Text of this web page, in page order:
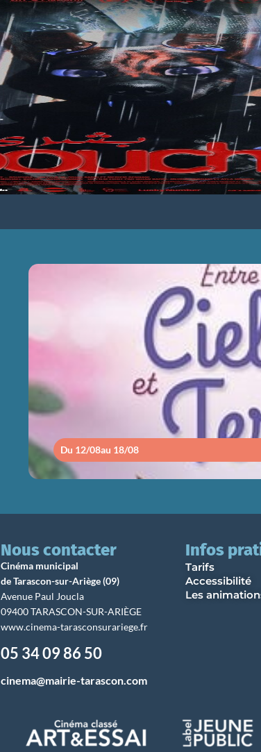
BOUCHRA
Du 12/08au 18/08
ENTRE
Nous contacter
Cinéma municipal
de Tarascon-sur-Ariège (09)
Avenue Paul Joucla
09400 TARASCON-SUR-ARIÈGE
www.cinema-tarasconsurariege.fr
05 34 09 86 50
cinema@mairie-tarascon.com
Infos
Tarifs
Accessibilité
Les